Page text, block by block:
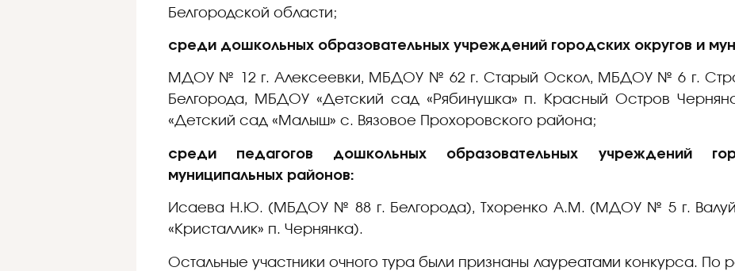
Белгородской области;
среди дошкольных образовательных учреждений городских округов и
МДОУ № 12 г. Алексеевки, МБДОУ № 62 г. Старый Оскол, МБДОУ № 6 г.
Белгорода, МБДОУ «Детский сад «Рябинушка» п. Красный Остров
«Детский сад «Малыш» с. Вязовое Прохоровского района;
среди педагогов дошкольных образовательных учреждений
муниципальных районов:
Исаева Н.Ю. (МБДОУ № 88 г. Белгорода), Тхоренко А.М. (МДОУ № 5 г.
«Кристаллик» п. Чернянка).
Остальные участники очного тура были признаны лауреатами конкурса. По